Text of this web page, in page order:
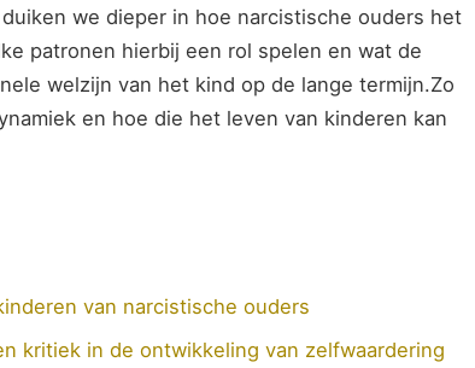
we dieper in hoe narcistische ouders het
patronen hierbij een rol spelen en wat de
welzijn van het kind op de lange termijn.Zo
en hoe die het leven van kinderen kan
van narcistische ouders
kritiek in de ontwikkeling van zelfwaardering